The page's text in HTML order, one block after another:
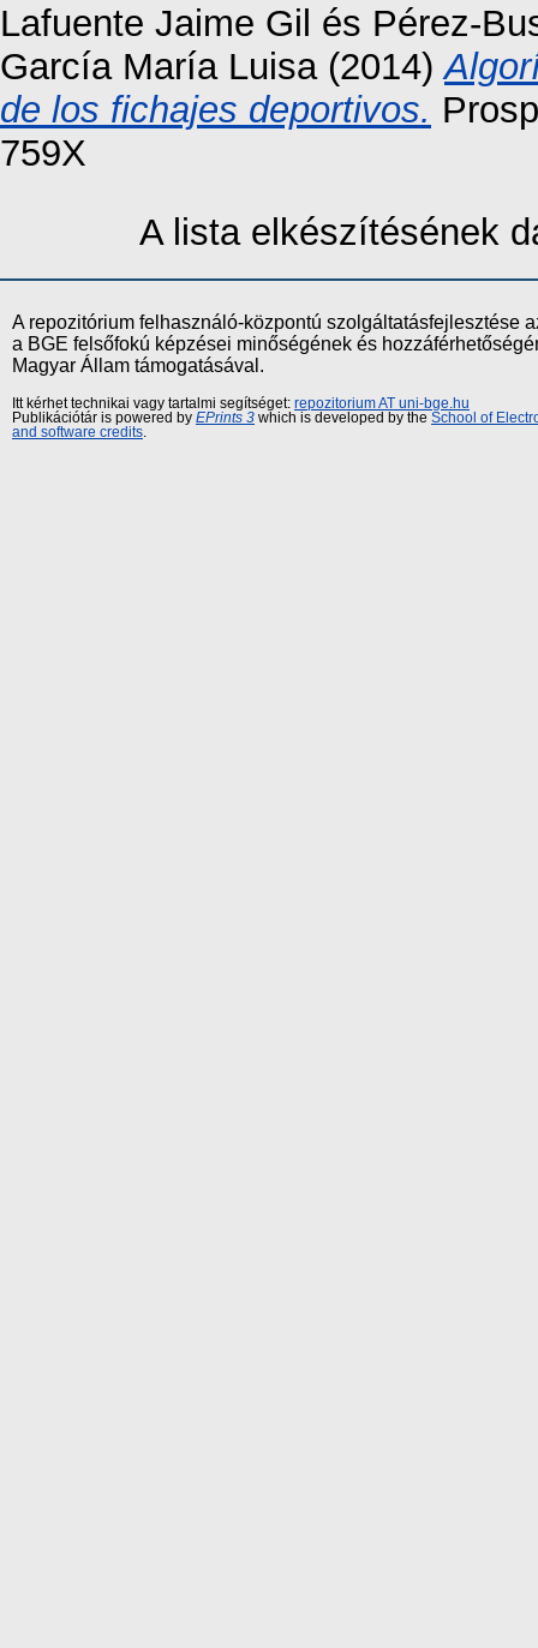
Lafuente Jaime Gil és Pérez-
García María Luisa(2014)
de los fichajes deportivos.
759X
A lista elkészítésének
A repozitórium felhasználó-központú szolgáltatásfejlesztése
a BGE felsőfokú képzései minőségének és
Magyar Állam támogatásával.
Itt kérhet technikai vagy tartalmi segítséget: repozitorium AT uni-bge.hu
Publikációtár is powered by EPrints 3 which is developed by the School of
and software credits